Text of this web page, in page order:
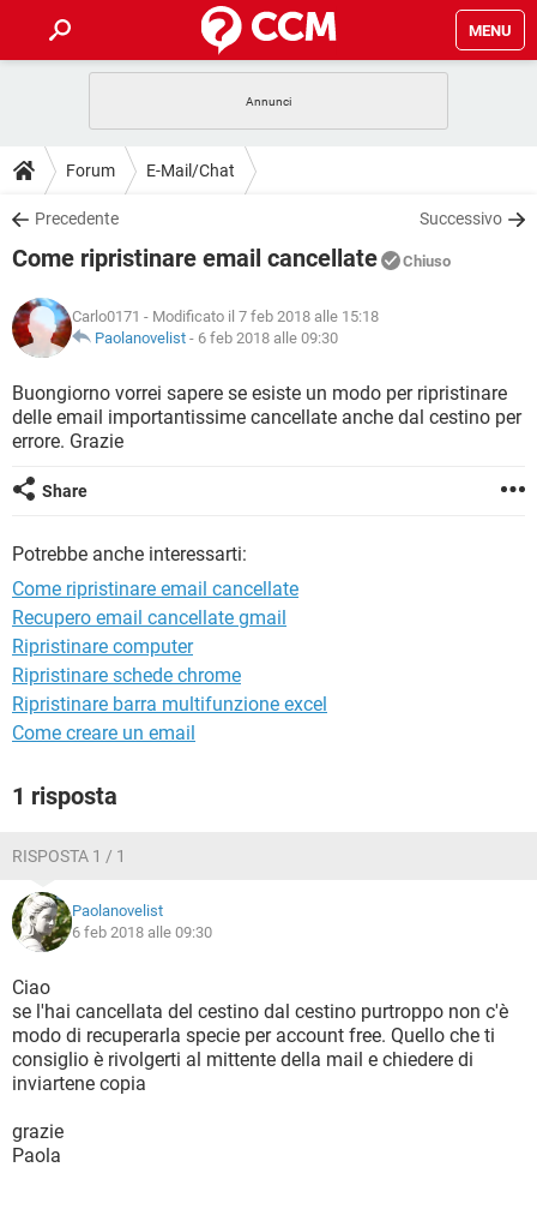
MENU
INTRATTENIMENTO
iOS
INSTAGRAM WHATSAPP
TIKTOK
HARDWARE
GUIDE
COVID-19
INSTAGRAM WHATSAPP
TIKTOK
HARDWARE
DOWNLOAD
COVID-19 GAMING
INTRATTENIMENTO
iOS WINDOWS 10
INSTAGRAM
TIKTOK FACEBOOK
COVID-19 GAMING
INTRATTENIMENTO
iOS WINDOWS 10
INSTAGRAM
TIKTOK
GLOSSARIO
COVID-19
INTRATTENIMENTO ANDROID
INSTAGRAM
TIKTOK
HARDWARE
Forum E-Mail/Chat
Precedente Successivo
Come ripristinare email cancellate Chiuso
Carlo0171 - Modificato il 7 feb 2018 alle 15:18
Paolanovelist - 6 feb 2018 alle 09:30
Buongiorno vorrei sapere se esiste un modo per ripristinare
delle email importantissime cancellate anche dal cestino per
errore. Grazie
Share
Potrebbe anche interessarti:
Come ripristinare email cancellate
Recupero email cancellate gmail
Ripristinare computer
Ripristinare schede chrome
Ripristinare barra multifunzione excel
Come creare un email
1 risposta
RISPOSTA 1 / 1
Paolanovelist
6 feb 2018 alle 09:30
Ciao
se l'hai cancellata del cestino dal cestino purtroppo non c'è
modo di recuperarla specie per account free. Quello che ti
consiglio è rivolgerti al mittente della mail e chiedere di
inviartene copia
grazie
Paola